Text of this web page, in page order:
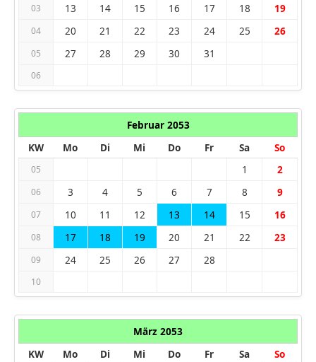
03 13 14 15 16 17 18 19
04 20 21 22 23 24 25 26
05 27 28 29 30 31
06
Februar 2053
KW
Mo Di Mi Do Fr Sa So
05 1 2
06 3 4 5 6 7 8 9
07 10 11 12 13 14 15 16
08 17 18 19 20 21 22 23
09 24 25 26 27 28
10
März 2053
KW
Mo Di Mi Do Fr Sa So